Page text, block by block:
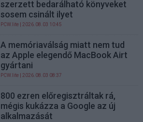
szerzett bedarálható könyveket
sosem csinált ilyet
PCW.lite | 2026.08.03 10:45
A memóriaválság miatt nem tud
az Apple elegendő MacBook Airt
gyártani
PCW.lite | 2026.08.03 08:37
800 ezren előregisztráltak rá,
mégis kukázza a Google az új
alkalmazását